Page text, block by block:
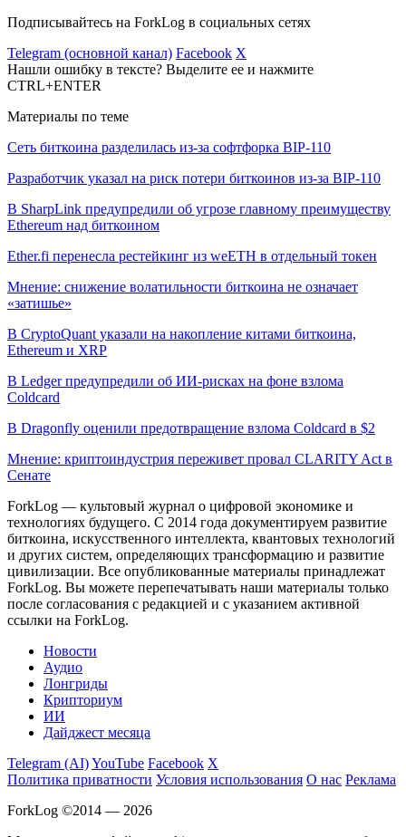
Подписывайтесь на ForkLog в социальных сетях
Telegram (основной канал) Facebook X
Нашли ошибку в тексте? Выделите ее и нажмите
CTRL+ENTER
Материалы по теме
Сеть биткоина разделилась из-за софтфорка BIP-110
Разработчик указал на риск потери биткоинов из-за BIP-110
В SharpLink предупредили об угрозе главному преимуществу
Ethereum над биткоином
Ether.fi перенесла рестейкинг из weETH в отдельный токен
Мнение: снижение волатильности биткоина не означает
«затишье»
В CryptoQuant указали на накопление китами биткоина,
Ethereum и XRP
В Ledger предупредили об ИИ-рисках на фоне взлома
Coldcard
В Dragonfly оценили предотвращение взлома Coldcard в $2
Мнение: криптоиндустрия переживет провал CLARITY Act в
Сенате
ForkLog — культовый журнал о цифровой экономике и
технологиях будущего. С 2014 года документируем развитие
биткоина, искусственного интеллекта, квантовых технологий
и других систем, определяющих трансформацию и развитие
цивилизации. Все опубликованные материалы принадлежат
ForkLog. Вы можете перепечатывать наши материалы только
после согласования с редакцией и с указанием активной
ссылки на ForkLog.
Новости
Аудио
Лонгриды
Крипториум
ИИ
Дайджест месяца
Telegram (AI)YouTube Facebook X
Политика приватности Условия использования О нас Реклама
ForkLog ©2014 — 2026